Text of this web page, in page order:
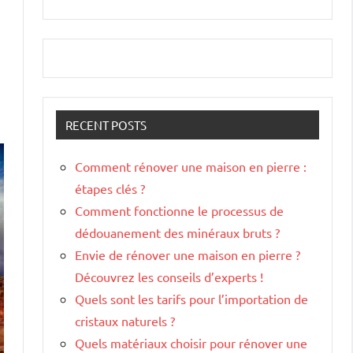
RECENT POSTS
Comment rénover une maison en pierre :
étapes clés ?
Comment fonctionne le processus de
dédouanement des minéraux bruts ?
Envie de rénover une maison en pierre ?
Découvrez les conseils d’experts !
Quels sont les tarifs pour l’importation de
cristaux naturels ?
Quels matériaux choisir pour rénover une